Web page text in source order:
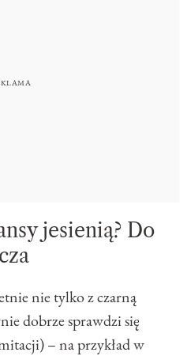
jesienią? Do
nie tylko z czarną
dobrze sprawdzi się
– na przykład w